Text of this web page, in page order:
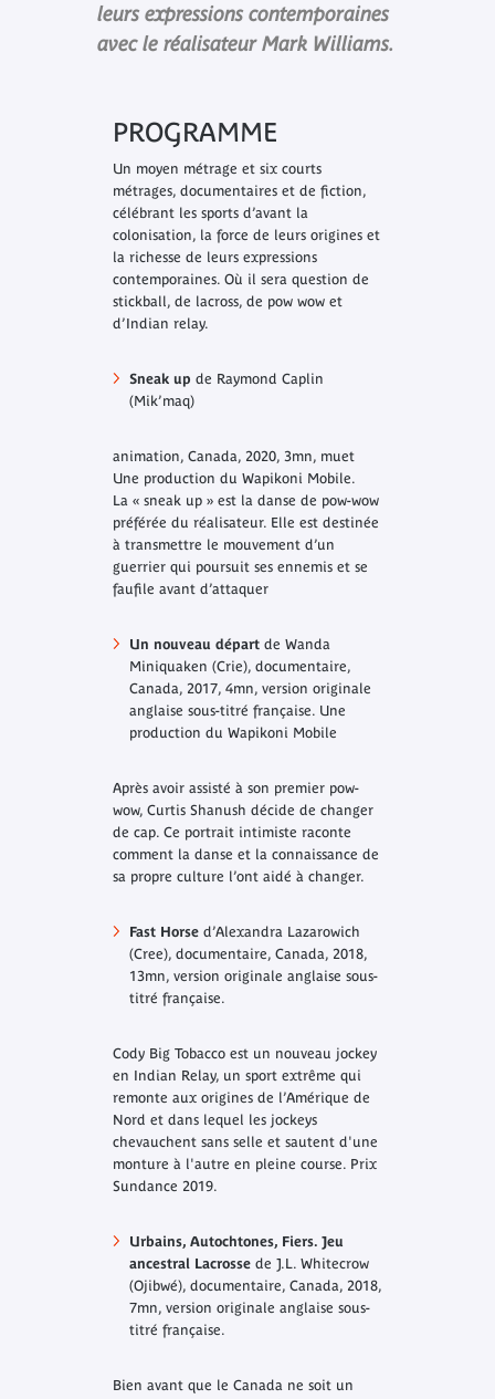
leurs expressions contemporaines
avec le réalisateur Mark Williams.
PROGRAMME
Un moyen métrage et six courts
métrages, documentaires et de fiction,
célébrant les sports d’avant la
colonisation, la force de leurs origines et
la richesse de leurs expressions
contemporaines. Où il sera question de
stickball, de lacross, de pow wow et
d’Indian relay.
Sneak up de Raymond Caplin
(Mik’maq)
animation, Canada, 2020, 3mn, muet
Une production du Wapikoni Mobile.
La « sneak up » est la danse de pow-wow
préférée du réalisateur. Elle est destinée
à transmettre le mouvement d’un
guerrier qui poursuit ses ennemis et se
faufile avant d’attaquer
Un nouveau départde Wanda
Miniquaken (Crie), documentaire,
Canada, 2017, 4mn, version originale
anglaise sous-titré française. Une
production du Wapikoni Mobile
Après avoir assisté à son premier pow-
wow, Curtis Shanush décide de changer
de cap. Ce portrait intimiste raconte
comment la danse et la connaissance de
sa propre culture l’ont aidé à changer.
Fast Horsed’Alexandra Lazarowich
(Cree), documentaire, Canada, 2018,
13mn, version originale anglaise sous-
titré française.
Cody Big Tobacco est un nouveau jockey
en Indian Relay, un sport extrême qui
remonte aux origines de l’Amérique de
Nord et dans lequel les jockeys
chevauchent sans selle et sautent d'une
monture à l'autre en pleine course. Prix
Sundance 2019.
Urbains, Autochtones, Fiers. Jeu
ancestral Lacrossede J.L. Whitecrow
(Ojibwé), documentaire, Canada, 2018,
7mn, version originale anglaise sous-
titré française.
Bien avant que le Canada ne soit un